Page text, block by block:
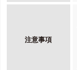
注意事項